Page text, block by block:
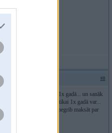
#8
mašīnas šeit atpakaļ ir 1x gadā... un sanāk
īsti nevaram, salabot arī tikai 1x gadā var...
diezgan principiāls un negrib maksāt par